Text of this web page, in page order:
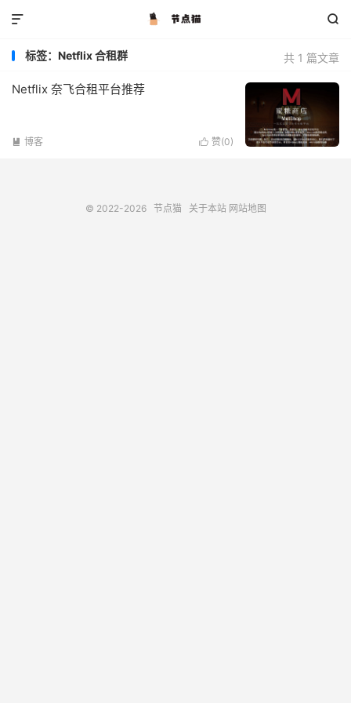


共 1 篇文章
标签：Netflix 合租群
Netflix 奈飞合租平台推荐
 赞(0)
 博客
© 2022-2026 节点猫 关于本站 网站地图